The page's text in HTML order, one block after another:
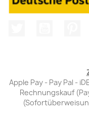
Apple Pay - Pay Pal -
Rechnungskauf